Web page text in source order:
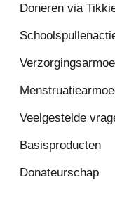
Doneren via
Veelgestelde
Basisproducten
Donateurschap